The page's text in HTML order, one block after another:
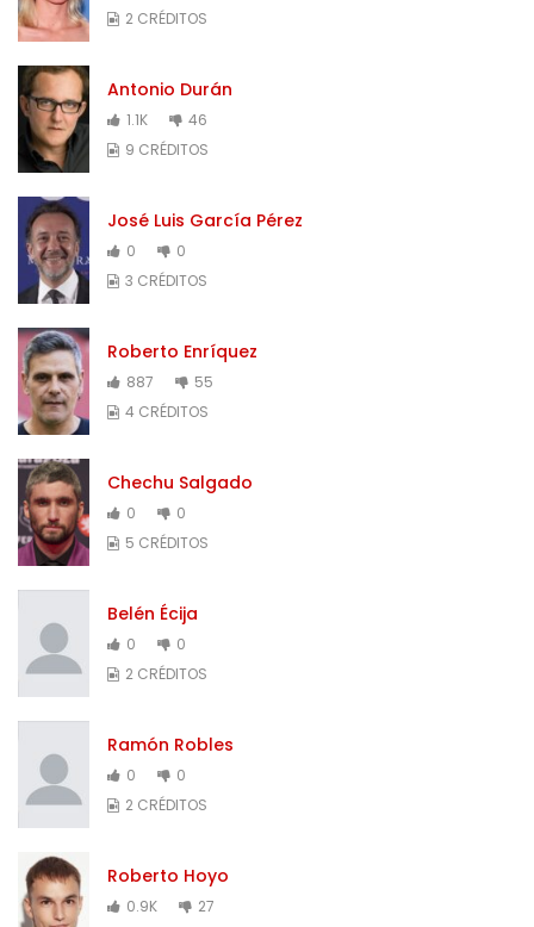
2 CRÉDITOS
Antonio Durán
1.1K
46
9 CRÉDITOS
José Luis García Pérez
0
0
3 CRÉDITOS
Roberto Enríquez
887
55
4 CRÉDITOS
Chechu Salgado
0
0
5 CRÉDITOS
Belén Écija
0
0
2 CRÉDITOS
Ramón Robles
0
0
2 CRÉDITOS
Roberto Hoyo
0.9K
27